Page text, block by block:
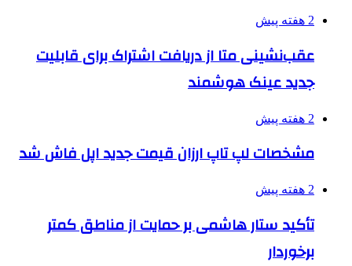
2 هفته پیش
عقب‌نشینی متا از دریافت اشتراک برای قابلیت
جدید عینک هوشمند
2 هفته پیش
مشخصات لپ تاپ ارزان قیمت جدید اپل فاش شد
2 هفته پیش
تأکید ستار هاشمی بر حمایت از مناطق کمتر
برخوردار